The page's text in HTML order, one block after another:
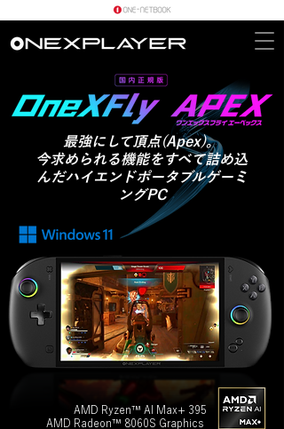
最強にして頂点(Apex)。
今求められる機能をすべて詰め込
んだハイエンドポータブルゲーミ
ングPC
AMD Ryzen™ AI Max+ 395
AMD Radeon™ 8060S Graphics